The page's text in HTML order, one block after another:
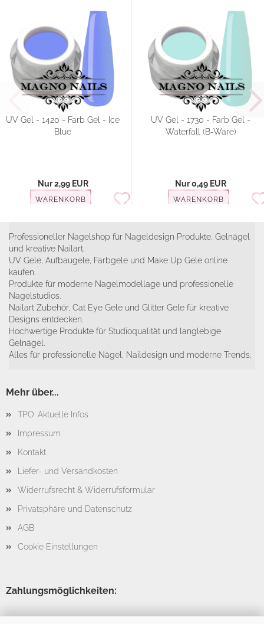
UV Gel - 1420 - Farb Gel - Ice
Blue
Nur 2,99 EUR
WARENKORB
UV Gel - 1730 - Farb Gel -
Waterfall (B-Ware)
Nur 0,49 EUR
WARENKORB
Professioneller Nagelshop für Nageldesign Produkte, Gelnägel
und kreative Nailart.
UV Gele, Aufbaugele, Farbgele und Make Up Gele online
kaufen.
Produkte für moderne Nagelmodellage und professionelle
Nagelstudios.
Nailart Zubehör, Cat Eye Gele und Glitter Gele für kreative
Designs entdecken.
Hochwertige Produkte für Studioqualität und langlebige
Gelnägel.
Alles für professionelle Nägel, Naildesign und moderne Trends.
Mehr über...
TPO: Aktuelle Infos
Impressum
Kontakt
Liefer- und Versandkosten
Widerrufsrecht & Widerrufsformular
Privatsphäre und Datenschutz
AGB
Cookie Einstellungen
Zahlungsmöglichkeiten: